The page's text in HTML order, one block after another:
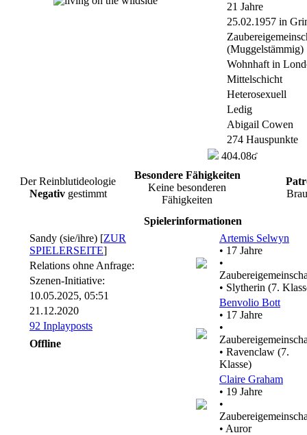
21 Jahre
25.02.1957 in
(Muggelstämmig)
Wohnhaft in
Mittelschicht
Heterosexuell
Ledig
Abigail Cowen
274 Hauspunkte
404.08ʛ
Der Reinblutideologie
Negativgestimmt
Besondere Fähigkeiten
Keine besonderen
Fähigkeiten
Spielerinformationen
Sandy (sie/ihre) [ZUR
SPIELERSEITE]
Relations ohne Anfrage:
Szenen-Initiative:
10.05.2025, 05:51
21.12.2020
92 Inplayposts
Offline
Artemis Selwyn
• 17 Jahre
•
• Slytherin (7.
Benvolio Bott
• 17 Jahre
•
• Ravenclaw (7.
Klasse)
Claire Graham
• 19 Jahre
•
• Auror